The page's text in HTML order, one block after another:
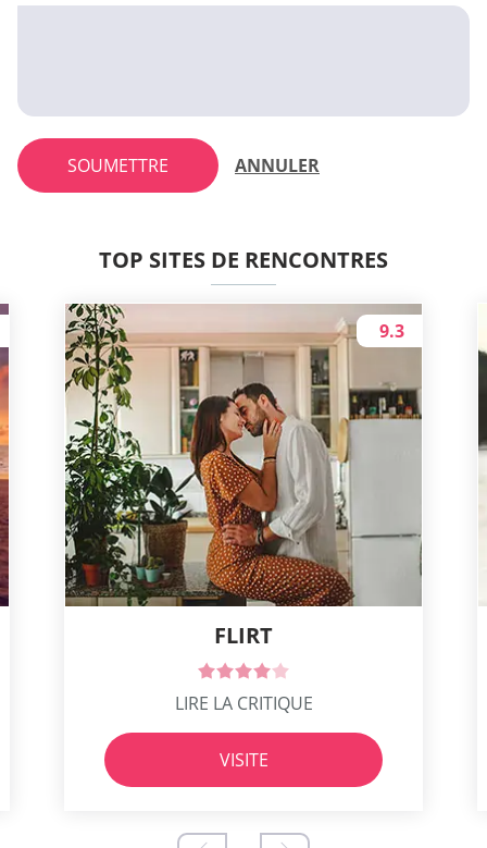
SOUMETTRE ANNULER
TOP SITES DE RENCONTRES
FLIRT
9.3
LIRE LA CRITIQUE
VISITE